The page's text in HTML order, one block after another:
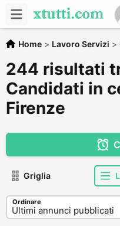
Home > Lavoro Servizi >
244 risultati
Candidati in
Firenze
Griglia
Ordinare